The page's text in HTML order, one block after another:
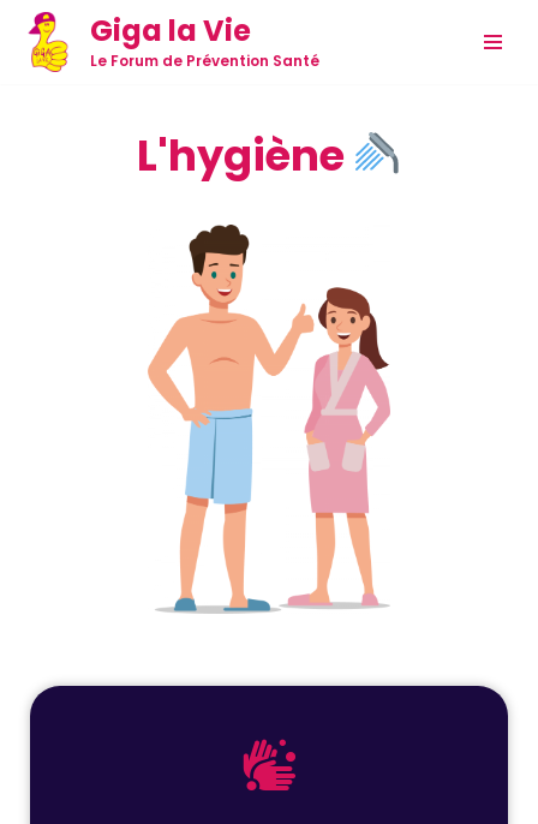
Aller
Giga la Vie
Le Forum de Prévention Santé
L'hygiène